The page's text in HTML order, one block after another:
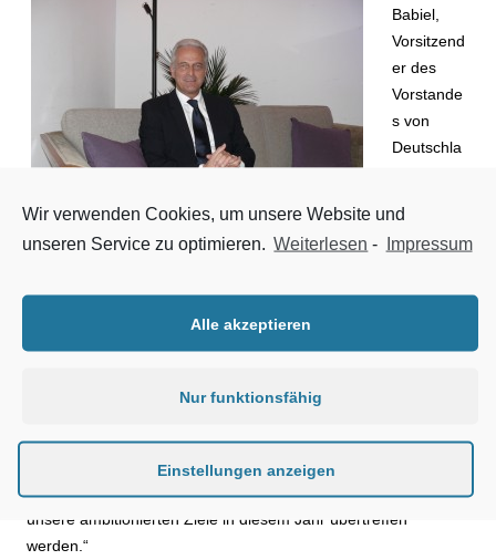
Babiel,
Vorsitzend
er des
Vorstande
s von
Deutschla
ührer bei
freut sich über diese Bereicherung für die Initiative: „Dass wir
Bundesbauminister erhält der Verein ab sofort eine neue
Expertise und mehr politisches Gewicht. Wir gehen davon aus,
dass wir mit der Unterstützung durch Herrn Dr. Ramsauer
unsere ambitionierten Ziele in diesem Jahr übertreffen
werden.“
Wir verwenden Cookies, um unsere Website und
unseren Service zu optimieren. Weiterlesen - Impressum
Alle akzeptieren
Nur funktionsfähig
Einstellungen anzeigen